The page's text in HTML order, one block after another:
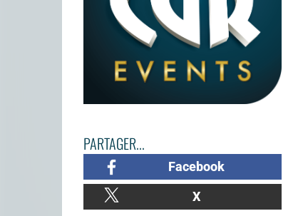
PARTAGER...
Facebook
X